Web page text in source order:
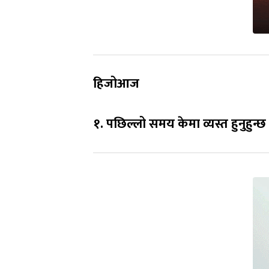
हिजोआज
१. पछिल्लो समय केमा व्यस्त हुनुहुन्छ